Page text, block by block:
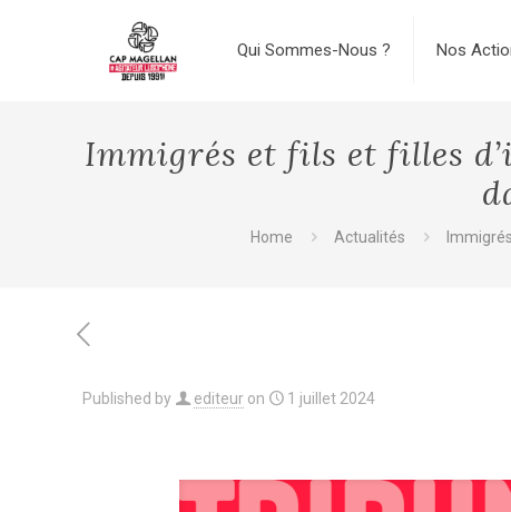
Qui Sommes-Nous ? Nos
Immigrés et fils et filles
Home Actualités
Published by editeur on 1 juillet 2024